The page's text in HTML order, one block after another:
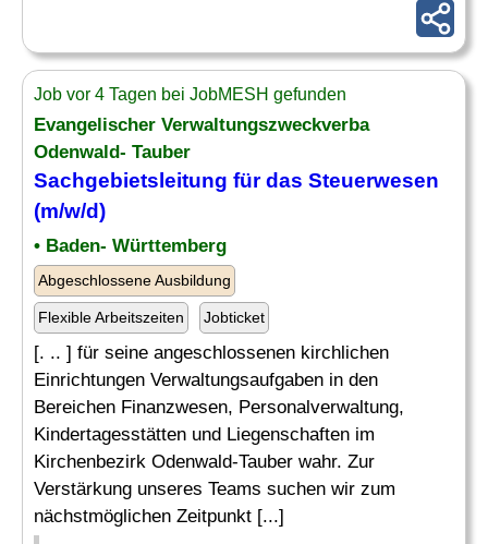
Job vor 4 Tagen bei JobMESH gefunden
Evangelischer Verwaltungszweckverba
Odenwald- Tauber
Sachgebietsleitung für das Steuerwesen
(m/w/d)
• Baden- Württemberg
Abgeschlossene Ausbildung
Flexible Arbeitszeiten Jobticket
[. .. ] für seine angeschlossenen kirchlichen
Einrichtungen Verwaltungsaufgaben in den
Bereichen Finanzwesen, Personalverwaltung,
Kindertagesstätten und Liegenschaften im
Kirchenbezirk Odenwald-Tauber wahr. Zur
Verstärkung unseres Teams suchen wir zum
nächstmöglichen Zeitpunkt [...]